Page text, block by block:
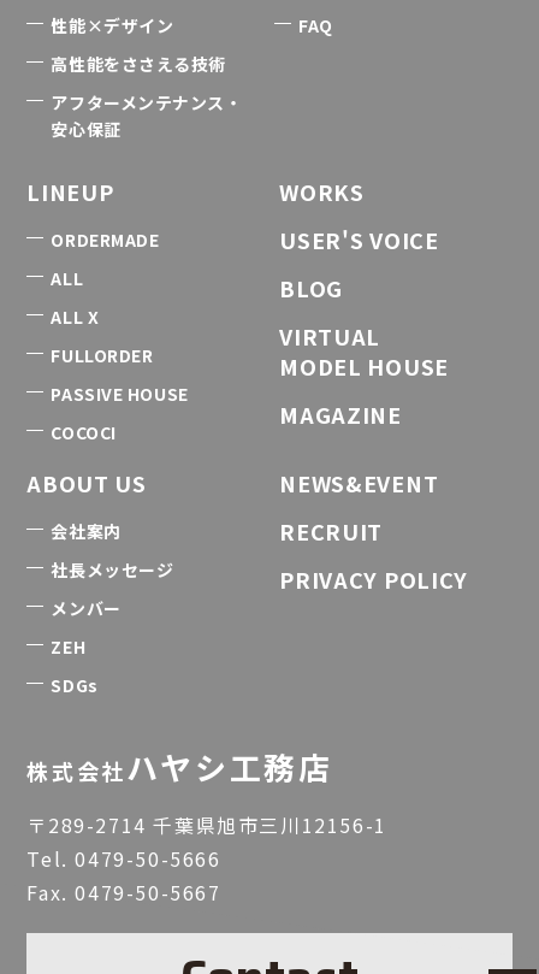
性能×デザイン
高性能をささえる技術
アフターメンテナンス・
安心保証
FAQ
LINEUP
ORDERMADE
ALL
ALL X
FULLORDER
PASSIVE HOUSE
COCOCI
WORKS
USER'S VOICE
BLOG
VIRTUAL
MODEL HOUSE
MAGAZINE
ABOUT US
会社案内
社長メッセージ
メンバー
ZEH
SDGs
NEWS&EVENT
RECRUIT
PRIVACY POLICY
株式会社ハヤシ工務店
〒289-2714 千葉県旭市三川12156-1
Tel.0479-50-5666
Fax. 0479-50-5667